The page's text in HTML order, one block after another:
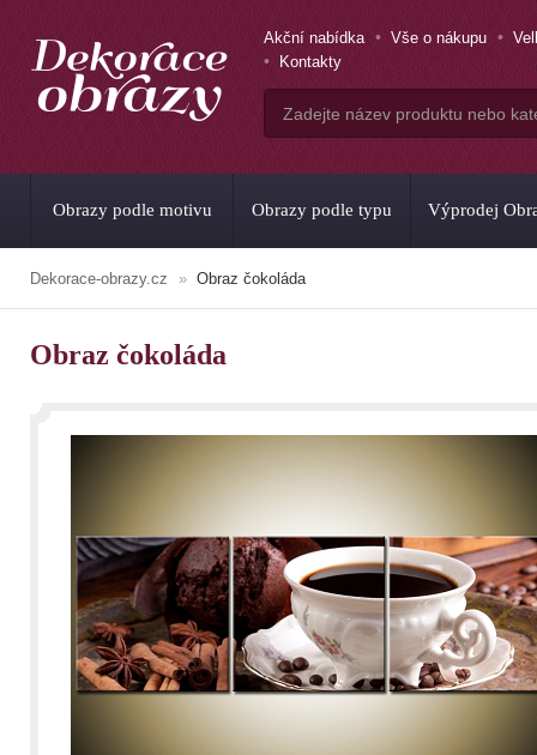
Akční nabídka Vše o nákupu
Kontakty
Obrazy podle motivu Obrazy podle typu Výprodej
Dekorace-obrazy.cz Obraz čokoláda
Obraz čokoláda